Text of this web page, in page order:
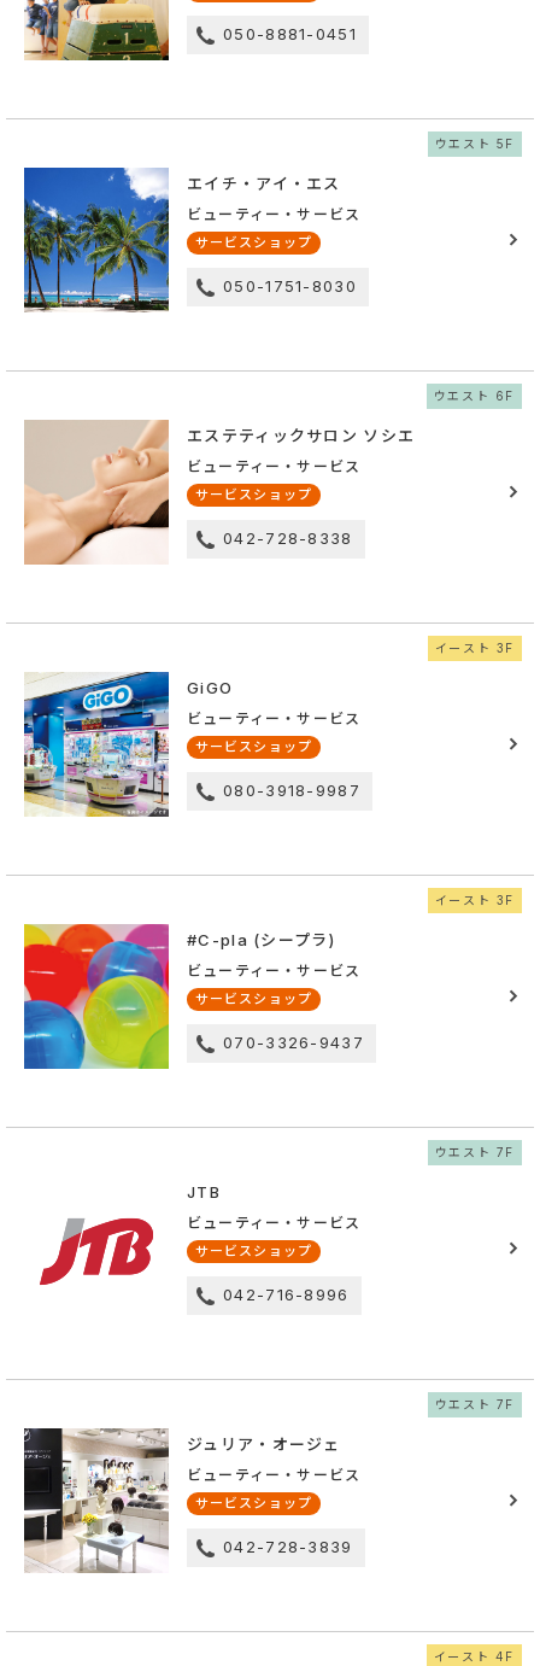
050-8881-0451
エイチ・アイ・エス
ビューティー・サービス
サービスショップ
ウエスト 5F
050-1751-8030
エステティックサロン ソシエ
ビューティー・サービス
サービスショップ
ウエスト 6F
042-728-8338
GiGO
ビューティー・サービス
サービスショップ
イースト 3F
080-3918-9987
#C-pla (シープラ)
ビューティー・サービス
サービスショップ
イースト 3F
070-3326-9437
JTB
ビューティー・サービス
サービスショップ
ウエスト 7F
042-716-8996
ジュリア・オージェ
ビューティー・サービス
サービスショップ
ウエスト 7F
042-728-3839
イースト 4F